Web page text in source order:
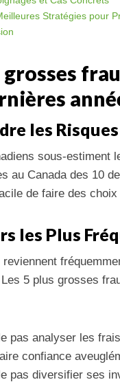
Stratégies pour
grosses
les
sous-
au Canada des 10
de faire des
les Plus
5 plus grosses
pas analyser les
confiance
pas diversifier ses